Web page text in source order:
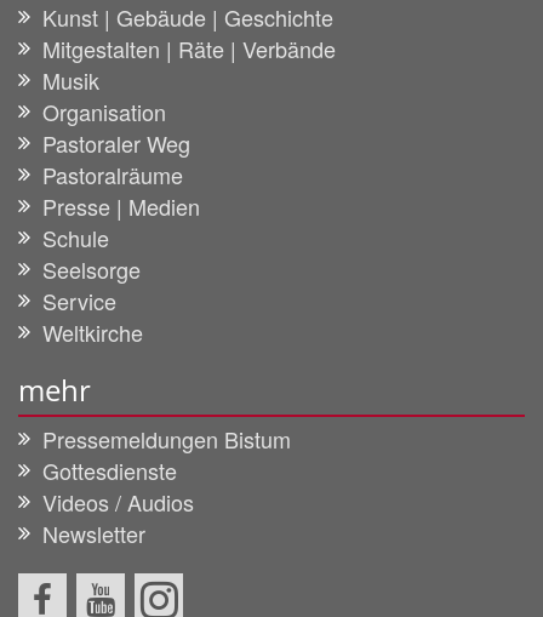
Kunst | Gebäude | Geschichte
Mitgestalten | Räte | Verbände
Musik
Organisation
Pastoraler Weg
Pastoralräume
Presse | Medien
Schule
Seelsorge
Service
Weltkirche
mehr
Pressemeldungen Bistum
Gottesdienste
Videos / Audios
Newsletter